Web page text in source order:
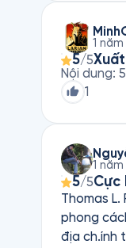
1
5/5
Nội dung: 5
1
1
5/5Cực
Thomas L.
phong
địa ch.ính